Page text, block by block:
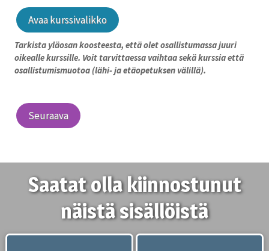
Avaa kurssivalikko
Tarkista yläosan koosteesta, että olet osallistumassa juuri
oikealle kurssille. Voit tarvittaessa vaihtaa sekä kurssia että
osallistumismuotoa (lähi- ja etäopetuksen välillä).
Seuraava
Saatat olla kiinnostunut
näistä sisällöistä